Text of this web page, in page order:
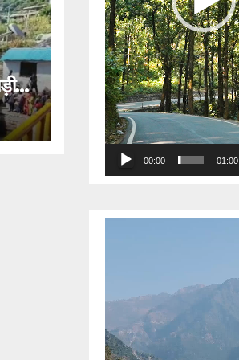
00:00 01:00